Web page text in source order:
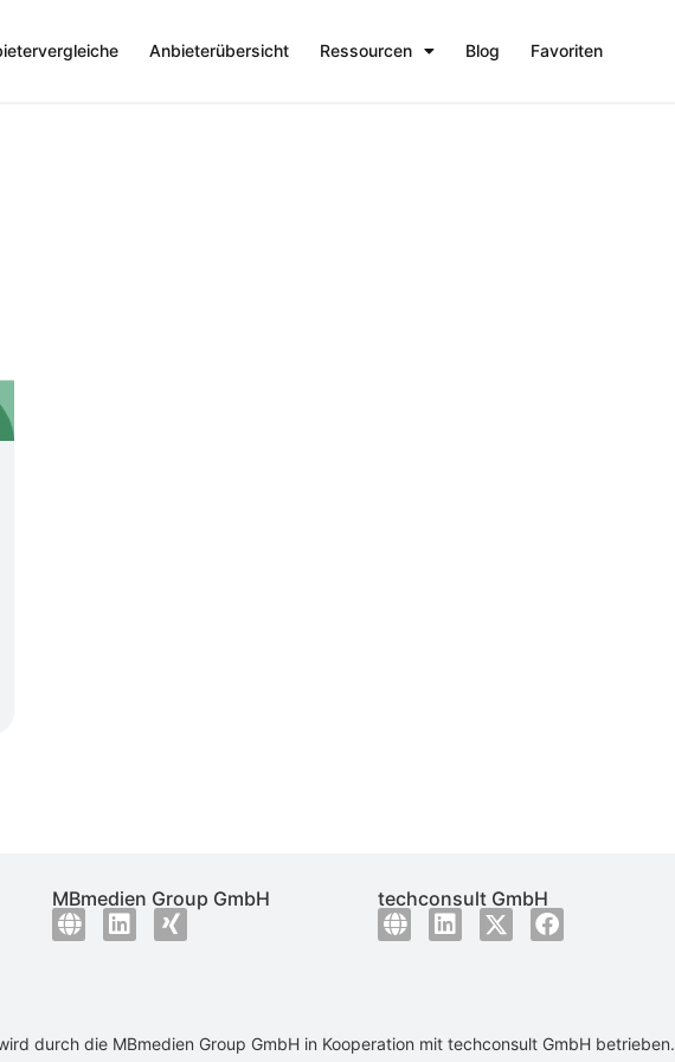
Anbieterübersicht Ressourcen Blog Favoriten
MBmedien Group GmbH techconsult GmbH
durch die MBmedien Group GmbHin Kooperation mit techconsult GmbHbetrieben.